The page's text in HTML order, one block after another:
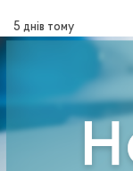
5 днів тому